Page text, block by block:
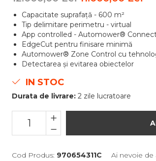
Capacitate suprafață - 600 m²
Tip delimitare perimetru - virtual
App controlled - Automower®
EdgeCut pentru finisare minimă
Automower® Zone Control cu
Detectarea și evitarea obiectelor
IN STOC
Durata de livrare: 2 zile lucratoare
Cod Produs: 970654311C Ai nevoie de